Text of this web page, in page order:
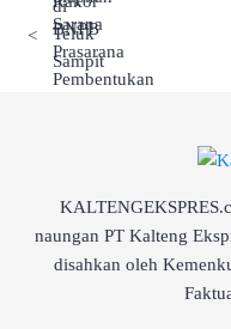
<
naungan PT Kalteng
disahkan oleh